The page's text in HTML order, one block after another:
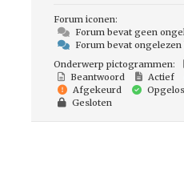
Forum iconen:
Forum bevat geen
Forum bevat
Onderwerp pictogrammen:
Beantwoord
Actief
Afgekeurd
Gesloten